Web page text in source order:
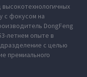
с фокусом на
DongFeng
летнем опыте в
с целью
премиального